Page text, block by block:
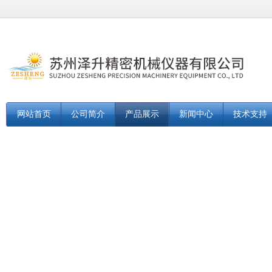
网站首页 公司简介 产品展示 新闻中心 技术支持